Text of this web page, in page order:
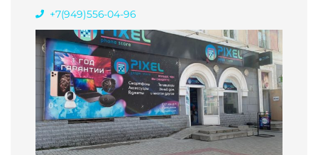
+7(949)556-04-96